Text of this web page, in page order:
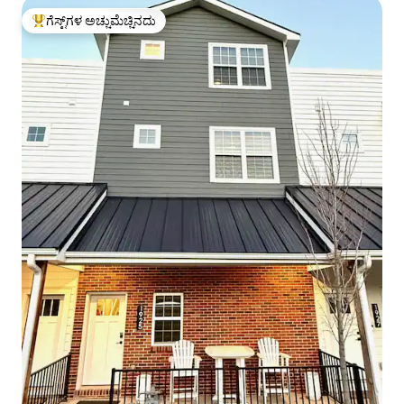
ಗೆಸ್ಟ್‌ಗಳಿಗೆ ಅತಿ ಹೆಚ್ಚು ಅಚ್ಚುಮೆಚ್ಚಿನದು
ಗೆಸ್ಟ್‌ಗಳ ಅಚ್ಚುಮೆಚ್ಚಿನದು